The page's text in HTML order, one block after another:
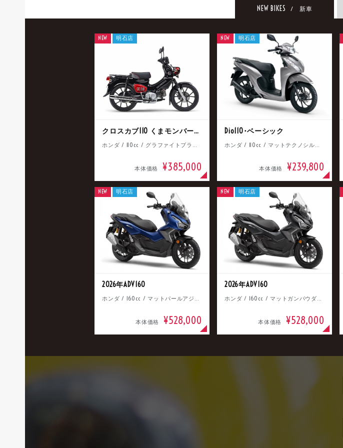
NEW BIKES / 新車
クロスカブ110 くまモンバージョン
ホンダ / 110cc / グラファイトブラック
本体価格 ¥385,000
NEW 明石店
Dio110･ベーシック
ホンダ / 110cc / マットテクノシルバーメタリック
本体価格 ¥239,800
NEW 明石店
2026年ADV160
ホンダ / 160cc / マットパールアジャイルブルー
本体価格 ¥528,000
NEW 明石店
2026年ADV160
ホンダ / 160cc / マットガンパウダーブラックメタリック
本体価格 ¥528,000
NEW 明石店